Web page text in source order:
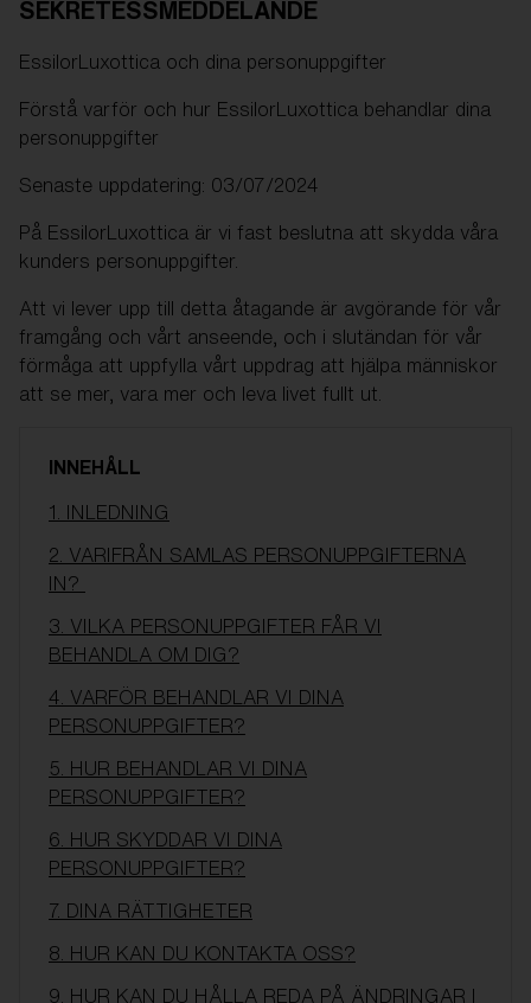
Pris:
Antal:
SEKRETESSMEDDELANDE
EssilorLuxottica och dina personuppgifter
Förstå varför och hur EssilorLuxottica behandlar dina
personuppgifter
Senaste uppdatering: 03/07/2024
På EssilorLuxottica är vi fast beslutna att skydda våra
kunders personuppgifter.
Att vi lever upp till detta åtagande är avgörande för vår
framgång och vårt anseende, och i slutändan för vår
förmåga att uppfylla vårt uppdrag att hjälpa människor
att se mer, vara mer och leva livet fullt ut.
INNEHÅLL
1. INLEDNING
2. VARIFRÅN SAMLAS PERSONUPPGIFTERNA
IN?
3. VILKA PERSONUPPGIFTER FÅR VI
BEHANDLA OM DIG?
4. VARFÖR BEHANDLAR VI DINA
PERSONUPPGIFTER?
5. HUR BEHANDLAR VI DINA
PERSONUPPGIFTER?
6. HUR SKYDDAR VI DINA
PERSONUPPGIFTER?
7. DINA RÄTTIGHETER
8. HUR KAN DU KONTAKTA OSS?
9. HUR KAN DU HÅLLA REDA PÅ ÄNDRINGAR I